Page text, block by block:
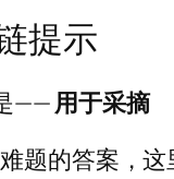
提示
——用于采摘
题的答案，